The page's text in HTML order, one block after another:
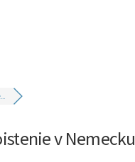
v Nemecku